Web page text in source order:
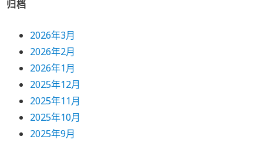
归档
2026年3月
2026年2月
2026年1月
2025年12月
2025年11月
2025年10月
2025年9月